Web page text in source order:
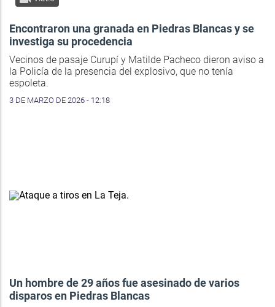
Encontraron una granada en Piedras Blancas y se
investiga su procedencia
Vecinos de pasaje Curupí y Matilde Pacheco dieron aviso a
la Policía de la presencia del explosivo, que no tenía
espoleta.
3 DE MARZO DE 2026 - 12:18
Un hombre de 29 años fue asesinado de varios
disparos en Piedras Blancas